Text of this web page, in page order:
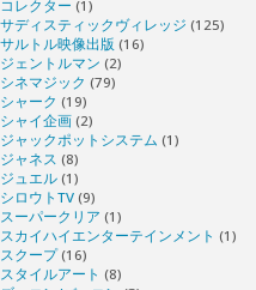
コレクター (1)
サディスティックヴィレッジ (125)
サルトル映像出版 (16)
ジェントルマン (2)
シネマジック (79)
シャーク (19)
シャイ企画 (2)
ジャックポットシステム (1)
ジャネス (8)
ジュエル (1)
シロウトTV (9)
スーパークリア (1)
スカイハイエンターテインメント (1)
スクープ(16)
スタイルアート (8)